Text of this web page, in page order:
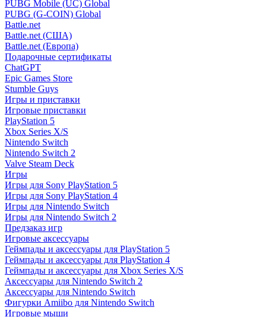
PUBG Mobile (UC) Global
PUBG (G-COIN) Global
Battle.net
Battle.net (США)
Battle.net (Европа)
Подарочные сертификаты
ChatGPT
Epic Games Store
Stumble Guys
Игры и приставки
Игровые приставки
PlayStation 5
Xbox Series X/S
Nintendo Switch
Nintendo Switch 2
Valve Steam Deck
Игры
Игры для Sony PlayStation 5
Игры для Sony PlayStation 4
Игры для Nintendo Switch
Игры для Nintendo Switch 2
Предзаказ игр
Игровые аксессуары
Геймпады и аксессуары для PlayStation 5
Геймпады и аксессуары для PlayStation 4
Геймпады и аксессуары для Xbox Series X/S
Аксессуары для Nintendo Switch 2
Аксессуары для Nintendo Switch
Фигурки Amiibo для Nintendo Switch
Игровые мыши